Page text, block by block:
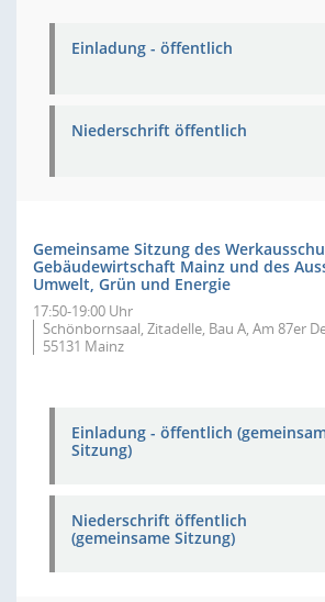
Einladung - öffentlich
Niederschrift öffentlich
Gemeinsame Sitzung des
Gebäudewirtschaft Mainz und des
Umwelt, Grün und Energie
17:50-19:00 Uhr
Schönbornsaal, Zitadelle, Bau A, Am 87er
55131 Mainz
Einladung - öffentlich
Sitzung)
Niederschrift öffentlich
(gemeinsame Sitzung)